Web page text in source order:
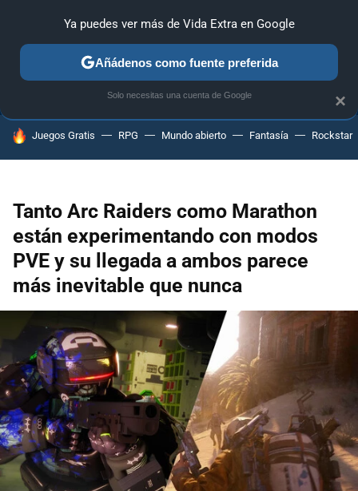
ANÁLISIS GUÍAS Y TRUCOS PC SONY NINTENDO
HOY SE HABLA DE
Juegos Gratis RPG Mundo abierto Fantasía Rockstar
Tanto Arc Raiders como Marathon
están experimentando con modos
PVE y su llegada a ambos parece
más inevitable que nunca
×
Ya puedes ver más de Vida Extra en Google
Añádenos como fuente preferida
Solo necesitas una cuenta de Google